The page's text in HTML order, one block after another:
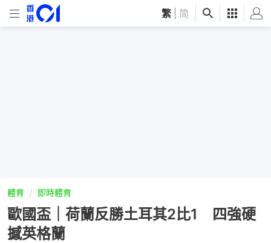
繁 简
體育 即時體育
歐國盃｜荷蘭反勝土耳其2比1 四強硬
撼英格蘭